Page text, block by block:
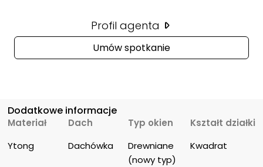
Profil agenta
Umów spotkanie
Dodatkowe informacje
Materiał
Ytong
Dach
Dachówka
Typ okien
Drewniane
(nowy typ)
Kształt działki
Kwadrat